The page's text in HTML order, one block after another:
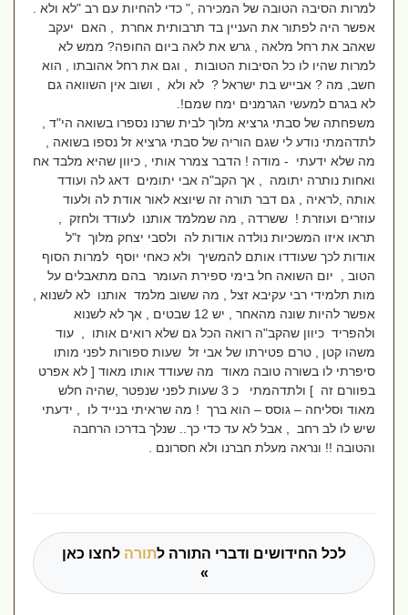
למרות הסיבה הטובה של המכירה ," כדי להחיות עם רב "לא ולא .
אפשר היה לפתור את העניין בד תרבותית אחרת , האם יעקב
שאהב את רחל מלאה , גרש את לאה ביום החופה? ממש לא
למרות שהיו לו כל הסיבות הטובות , וגם את רחל אהובתו , הוא
חשב, מה ? אבייש בת ישראל ? לא ולא , ושוב אין השוואה גם
לא בגרם למעשי הגרמנים ימח שמם!.
משפחתה של סבתי גרציא מלוך לבית שרנו נספרו בשואה הי"ד ,
לתדהמתי נודע לי שגם הוריה של סבתי גרציא זל נספו בשואה ,
מה שלא ידעתי - מודה ! הדבר צמרר אותי , כיוון שהיא מלבד אח
ואחות נותרה יתומה , אך הקב"ה אבי יתומים דאג לה ועודד
אותה ,לראיה , גם דבר תורה זה שיוצא לאור אודת לה ולעוד
עוזרים ועוזרת ! ששרדה , מה שמלמד אותנו לעודד ולחזק ,
תראו איזו המשכיות נולדה אודות לה ולסבי יצחק מלוך ז"ל
אודות לכך שעודדו אותם להמשיך ולא כאחי יוסף למרות הסוף
הטוב , יום השואה חל בימי ספירת העומר בהם מתאבלים על
מות תלמידי רבי עקיבא זצל , מה ששוב מלמד אותנו לא לשנוא ,
אפשר להיות שונה מהאחר , יש 12 שבטים , אך לא לשנוא
ולהפריד כיוון שהקב"ה רואה הכל גם שלא רואים אותו , עוד
משהו קטן , טרם פטירתו של אבי זל שעות ספורות לפני מותו
סיפרתי לו בשורה טובה מאוד מה שעודד אותו מאוד [ לא אפרט
בפוורם זה ] ולתדהמתי כ 3 שעות לפני שנפטר ,שהיה חלש
מאוד וסליחה – גוסס – הוא ברך ! מה שראיתי בנייד לו , ידעתי
שיש לו לב רחב , אבל לא עד כדי כך.. שנלך בדרכו הרחבה
והטובה !! ונראה מעלת חברנו ולא חסרונם .
לכל החידושים ודברי התורה לתורהלחצו כאן